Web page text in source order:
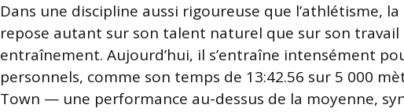
Dans une discipline aussi rigoureuse que l’athlétisme,
repose autant sur son talent naturel que sur son travail
entraînement. Aujourd’hui, il s’entraîne intensément
personnels, comme son temps de 13:42.56 sur 5 000
Town — une performance au-dessus de la moyenne,